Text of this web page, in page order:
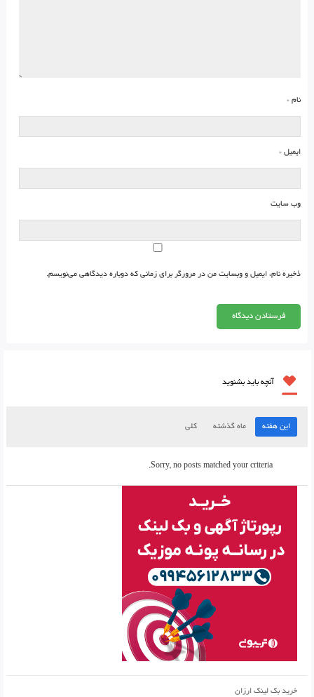
نام *
ایمیل *
وب‌ سایت
ذخیره نام، ایمیل و وبسایت من در مرورگر برای زمانی که دوباره دیدگاهی می‌نویسم.
آنچه باید بشنوید
این هفته ماه گذشته کلی
Sorry, no posts matched your criteria.
خرید بک لینک ارزان